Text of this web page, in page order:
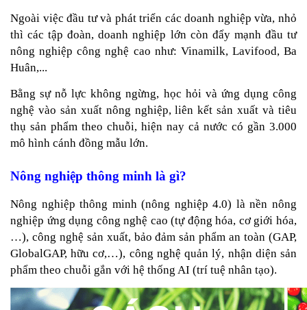
Ngoài việc đầu tư và phát triển các doanh nghiệp vừa, nhỏ
thì các tập đoàn, doanh nghiệp lớn còn đẩy mạnh đầu tư
nông nghiệp công nghệ cao như: Vinamilk, Lavifood, Ba
Huân,...
Bằng sự nỗ lực không ngừng, học hỏi và ứng dụng công
nghệ vào sản xuất nông nghiệp, liên kết sản xuất và tiêu
thụ sản phẩm theo chuỗi, hiện nay cả nước có gần 3.000
mô hình cánh đồng mẫu lớn.
Nông nghiệp thông minh là gì?
Nông nghiệp thông minh (nông nghiệp 4.0) là nền nông
nghiệp ứng dụng công nghệ cao (tự động hóa, cơ giới hóa,
…), công nghệ sản xuất, bảo đảm sản phẩm an toàn (GAP,
GlobalGAP, hữu cơ,…), công nghệ quản lý, nhận diện sản
phẩm theo chuỗi gắn với hệ thống AI (trí tuệ nhân tạo).